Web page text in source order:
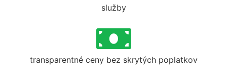
služby
transparentné ceny bez skrytých poplatkov